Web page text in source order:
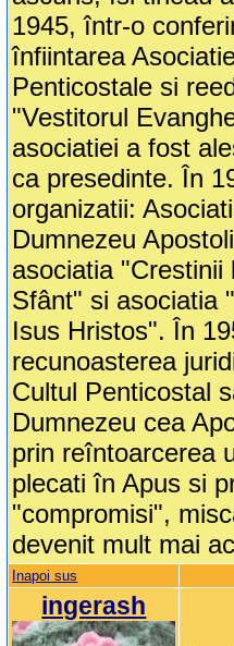
1945, într-o
înfiintarea
Penticostale si
"Vestitorul
asociatiei a fost
ca presedinte. În
organizatii:
Dumnezeu
asociatia "Crestinii
Sfânt" si asociatia
Isus Hristos". În
recunoasterea
Cultul Penticostal
Dumnezeu cea
prin reîntoarcerea
plecati în Apus si
"compromisi",
devenit mult mai
Inapoi sus
ingerash